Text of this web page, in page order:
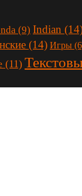
(9) Indian
(14) Игры
(11)